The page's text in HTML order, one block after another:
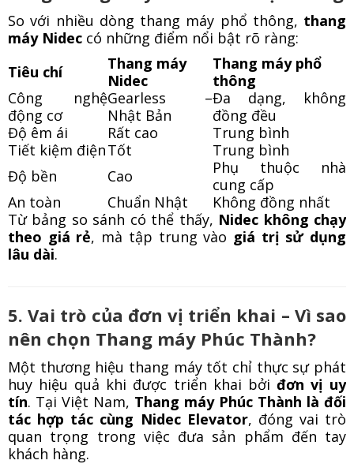
So với nhiều dòng thang máy phổ thông, thang
máy Nidec có những điểm nổi bật rõ ràng:
Tiêu chí
Thang máy
Nidec
Thang máy phổ
thông
Công nghệ
động cơ
Gearless –
Nhật Bản
Đa dạng, không
đồng đều
Độ êm ái
Rất cao
Trung bình
Tiết kiệm điệnTốt
Trung bình
Độ bền
Cao
Phụ thuộc nhà
cung cấp
An toàn
Chuẩn Nhật
Không đồng nhất
Từ bảng so sánh có thể thấy, Nidec không chạy
theo giá rẻ, mà tập trung vào giá trị sử dụng
lâu dài.
5. Vai trò của đơn vị triển khai – Vì sao
nên chọn Thang máy Phúc Thành?
Một thương hiệu thang máy tốt chỉ thực sự phát
huy hiệu quả khi được triển khai bởi đơn vị uy
tín. Tại Việt Nam, Thang máy Phúc Thành là đối
tác hợp tác cùng Nidec Elevator, đóng vai trò
quan trọng trong việc đưa sản phẩm đến tay
khách hàng.